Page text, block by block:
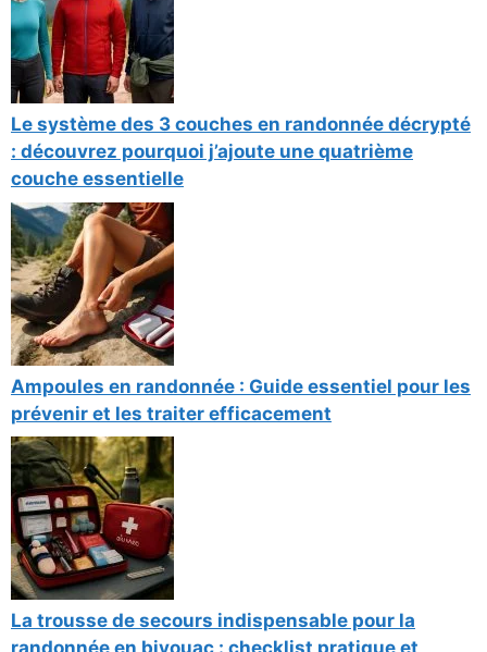
Le système des 3 couches en randonnée décrypté
: découvrez pourquoi j’ajoute une quatrième
couche essentielle
Ampoules en randonnée : Guide essentiel pour les
prévenir et les traiter efficacement
La trousse de secours indispensable pour la